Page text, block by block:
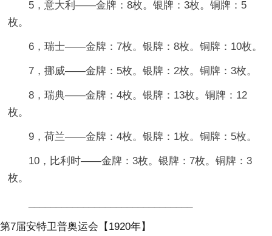
5，意大利——金牌：8枚。银牌：3枚。铜牌：5
枚。
6，瑞士——金牌：7枚。银牌：8枚。铜牌：10枚。
7，挪威——金牌：5枚。银牌：2枚。铜牌：3枚。
8，瑞典——金牌：4枚。银牌：13枚。铜牌：12
枚。
9，荷兰——金牌：4枚。银牌：1枚。铜牌：5枚。
10，比利时——金牌：3枚。银牌：7枚。铜牌：3
枚。
第7届安特卫普奥运会【1920年】